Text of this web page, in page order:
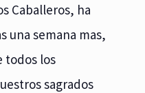
Caballeros, ha
una semana mas,
todos los
sagrados